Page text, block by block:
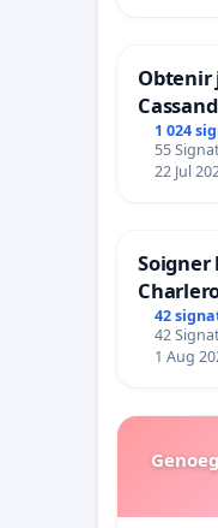
Obtenir
1 024
55
22 Jul
Soigner
42
42
1 Aug